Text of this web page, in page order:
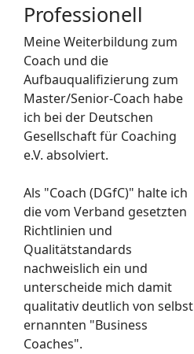
Professionell
Meine Weiterbildung zum
Coach und die
Aufbauqualifizierung zum
Master/Senior-Coach habe
ich bei der Deutschen
Gesellschaft für Coaching
e.V. absolviert.
Als "Coach (DGfC)" halte ich
die vom Verband gesetzten
Richtlinien und
Qualitätstandards
nachweislich ein und
unterscheide mich damit
qualitativ deutlich von selbst
ernannten "Business
Coaches".